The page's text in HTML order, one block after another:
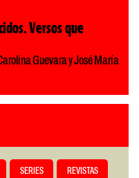
Versos que
Guevara y José María
SERIES REVISTAS